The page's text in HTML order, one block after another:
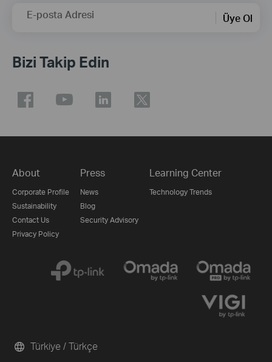
E-posta Adresi Üye Ol
Bizi Takip Edin
About
Corporate Profile
Sustainability
Contact Us
Privacy Policy
Press
News
Blog
Security Advisory
Learning Center
Technology Trends
Türkiye / Türkçe